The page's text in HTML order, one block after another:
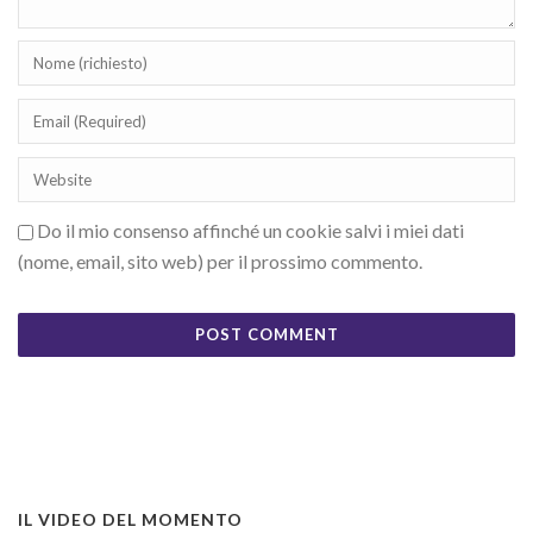
Do il mio consenso affinché un cookie salvi i miei dati
(nome, email, sito web) per il prossimo commento.
IL VIDEO DEL MOMENTO